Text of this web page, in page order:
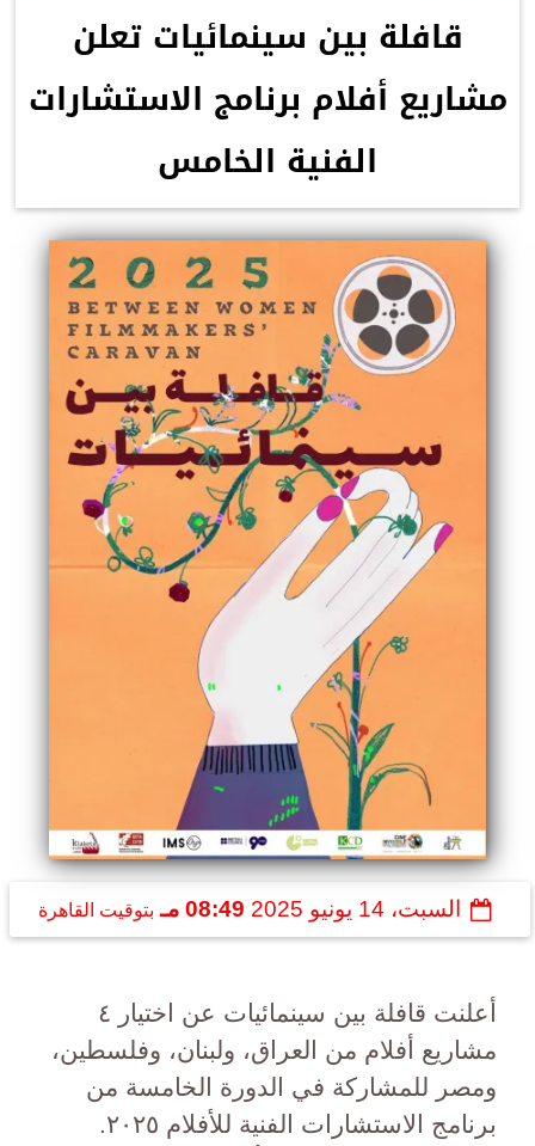
قافلة بين سينمائيات تعلن
مشاريع أفلام برنامج الاستشارات
الفنية الخامس
السبت، 14 يونيو 2025 08:49 مـ بتوقيت القاهرة
أعلنت قافلة بين سينمائيات عن اختيار ٤
مشاريع أفلام من العراق، ولبنان، وفلسطين،
ومصر للمشاركة في الدورة الخامسة من
برنامج الاستشارات الفنية للأفلام ٢٠٢٥.